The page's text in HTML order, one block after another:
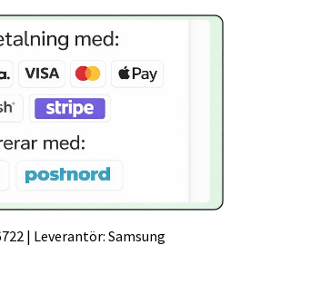
| Leverantör: Samsung